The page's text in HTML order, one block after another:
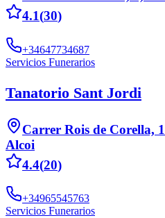
4.1(30)
+34647734687
Servicios Funerarios
Tanatorio Sant Jordi
Carrer Rois de Corella,
Alcoi
4.4(20)
+34965545763
Servicios Funerarios